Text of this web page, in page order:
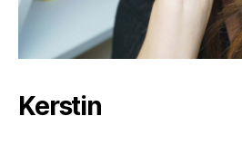
Kerstin